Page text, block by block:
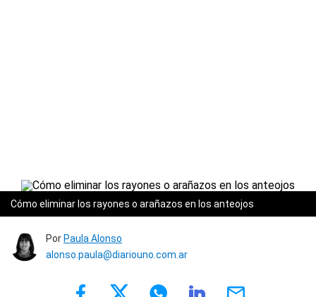
Cómo eliminar los rayones o arañazos en los anteojos
Por Paula Alonso
alonso.paula@diariouno.com.ar